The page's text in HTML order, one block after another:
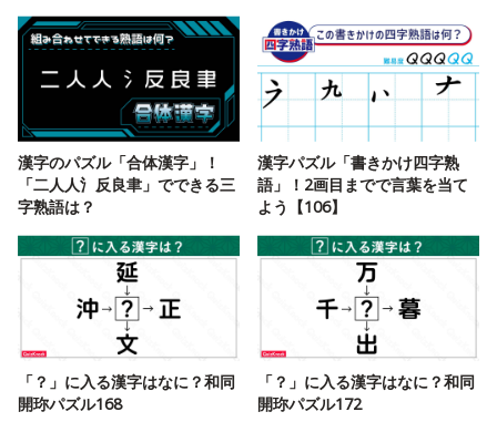
漢字のパズル「合体漢字」！
「二人人氵反良聿」でできる三
字熟語は？
漢字パズル「書きかけ四字熟
語」！2画目までで言葉を当て
よう【106】
「？」に入る漢字はなに？和同
開珎パズル168
「？」に入る漢字はなに？和同
開珎パズル172